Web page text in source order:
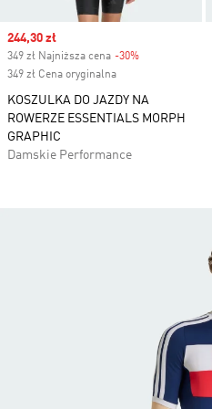
Sale price
244,30 zł
349 zł Najniższa cena -30%
349 zł Cena oryginalna
KOSZULKA DO JAZDY NA
ROWERZE ESSENTIALS MORPH
GRAPHIC
Damskie Performance